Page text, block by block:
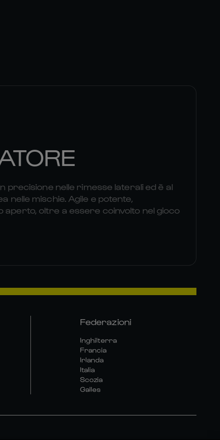
precisione nelle rimesse laterali ed è al
nelle mischie. Agile e potente,
aperto, oltre a essere coinvolto nel gioco
Federazioni
Inghilterra
Francia
Irlanda
Italia
Scozia
Galles